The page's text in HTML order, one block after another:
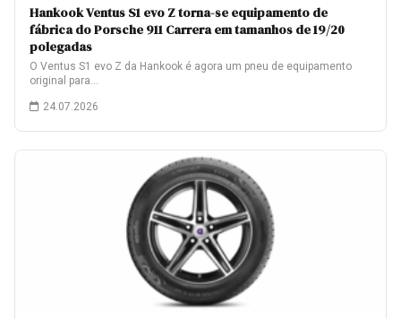
Hankook Ventus S1 evo Z torna-se equipamento de
fábrica do Porsche 911 Carrera em tamanhos de 19/20
polegadas
O Ventus S1 evo Z da Hankook é agora um pneu de equipamento
original para…
24.07.2026